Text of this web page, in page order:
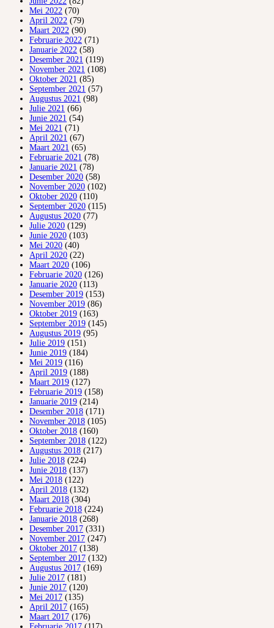
Mei 2022 (70)
April 2022 (79)
Maart 2022 (90)
Februarie 2022 (71)
Januarie 2022 (58)
Desember 2021 (119)
November 2021 (108)
Oktober 2021 (85)
September 2021 (57)
Augustus 2021 (98)
Julie 2021 (66)
Junie 2021 (54)
Mei 2021 (71)
April 2021 (67)
Maart 2021 (65)
Februarie 2021 (78)
Januarie 2021 (78)
Desember 2020 (58)
November 2020 (102)
Oktober 2020 (110)
September 2020 (115)
Augustus 2020 (77)
Julie 2020 (129)
Junie 2020 (103)
Mei 2020 (40)
April 2020 (22)
Maart 2020 (106)
Februarie 2020 (126)
Januarie 2020 (113)
Desember 2019 (153)
November 2019 (86)
Oktober 2019 (163)
September 2019 (145)
Augustus 2019 (95)
Julie 2019 (151)
Junie 2019 (184)
Mei 2019 (116)
April 2019 (188)
Maart 2019 (127)
Februarie 2019 (158)
Januarie 2019 (214)
Desember 2018 (171)
November 2018 (105)
Oktober 2018 (160)
September 2018 (122)
Augustus 2018 (217)
Julie 2018 (224)
Junie 2018 (137)
Mei 2018 (122)
April 2018 (132)
Maart 2018 (304)
Februarie 2018 (224)
Januarie 2018 (268)
Desember 2017 (331)
November 2017 (247)
Oktober 2017 (138)
September 2017 (132)
Augustus 2017 (169)
Julie 2017 (181)
Junie 2017 (120)
Mei 2017 (135)
April 2017 (165)
Maart 2017 (176)